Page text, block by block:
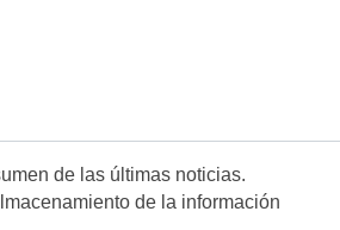
de las últimas noticias.
de la información